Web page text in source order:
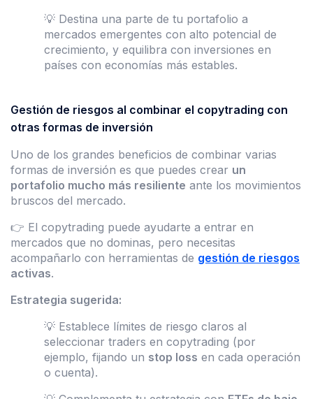
💡 Destina una parte de tu portafolio a
mercados emergentes con alto potencial de
crecimiento, y equilibra con inversiones en
países con economías más estables.
Gestión de riesgos al combinar el copytrading con
otras formas de inversión
Uno de los grandes beneficios de combinar varias
formas de inversión es que puedes crear un
portafolio mucho más resiliente ante los movimientos
bruscos del mercado.
👉 El copytrading puede ayudarte a entrar en
mercados que no dominas, pero necesitas
acompañarlo con herramientas de gestión de riesgos
activas.
Estrategia sugerida:
💡 Establece límites de riesgo claros al
seleccionar traders en copytrading (por
ejemplo, fijando un stop loss en cada operación
o cuenta).